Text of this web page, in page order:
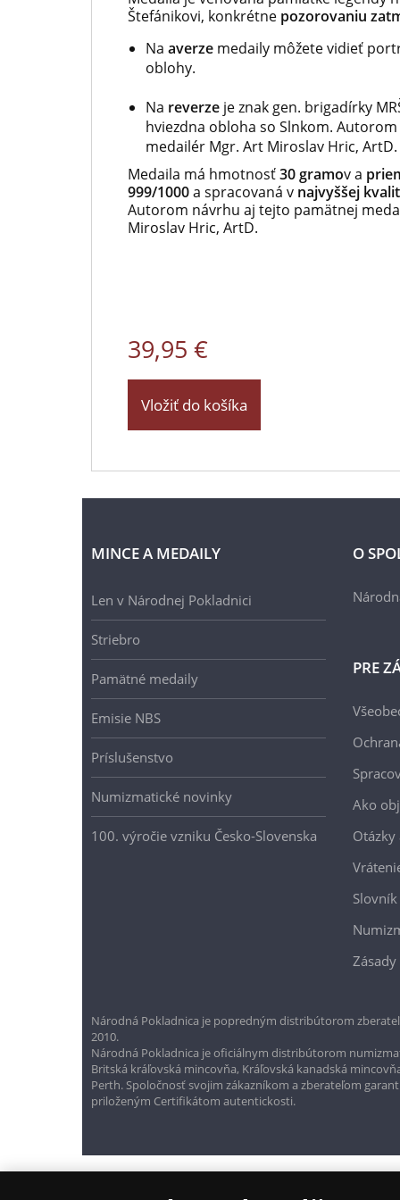
Štefánikovi, konkrétne pozorovaniu
Na averze medaily môžete vidieť
oblohy.
Na reverze je znak gen. brigadírky
hviezdna obloha so Slnkom.
medailér Mgr. Art Miroslav Hric, ArtD.
Medaila má hmotnosť30 gramov a
999/1000a spracovaná v najvyššej
Autorom návrhu aj tejto pamätnej
Miroslav Hric, ArtD.
39,95 €
Vložiť do košíka
MINCE A MEDAILY
Len v Národnej Pokladnici
Striebro
Pamätné medaily
Emisie NBS
Príslušenstvo
Numizmatické novinky
100. výročie vzniku Česko-Slovenska
O
PRE
Ako
Otázky
Národná Pokladnica je popredným distribútorom
2010.
Národná Pokladnica je oficiálnym distribútorom
Britská kráľovská mincovňa, Kráľovská kanadská
Perth. Spoločnosť svojim zákazníkom a zberateľom
priloženým Certifikátom autentickosti.